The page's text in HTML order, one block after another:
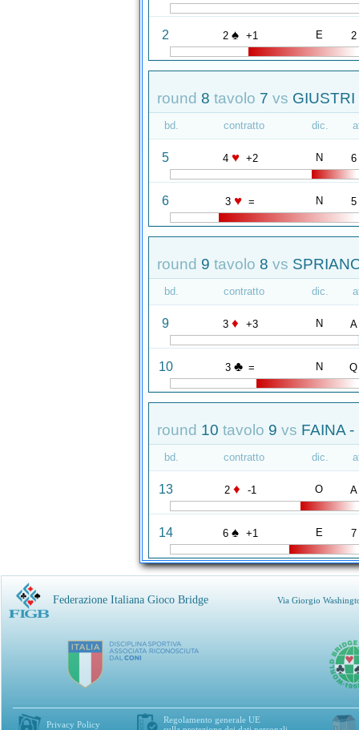
2 2 ♠ +1 E 2
round 8 tavolo 7 vs
bd. contratto dic.
5 4 ♥ +2 N 6
6 3 ♥ = N 5
round 9 tavolo 8 vs
bd. contratto dic.
9 3 ♦ +3 N A
10 3 ♣ = N Q
round 10 tavolo 9 vs FAINA
bd. contratto dic.
13 2 ♦ -1 O A
14 6 ♠ +1 E 7
Federazione Italiana Gioco Bridge Via Giorgio
Privacy Policy
Regolamento generale UE